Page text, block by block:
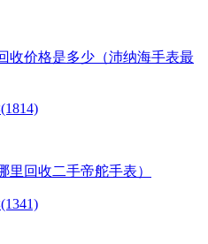
收价格是多少（沛纳海手表最
里回收二手帝舵手表）